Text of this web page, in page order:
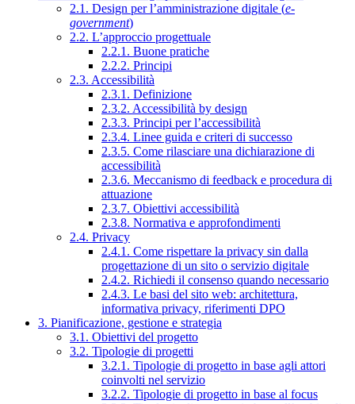
2.1. Design per l’amministrazione digitale (e-
government)
2.2. L’approccio progettuale
2.2.1. Buone pratiche
2.2.2. Principi
2.3. Accessibilità
2.3.1. Definizione
2.3.2. Accessibilità by design
2.3.3. Principi per l’accessibilità
2.3.4. Linee guida e criteri di successo
2.3.5. Come rilasciare una dichiarazione di
accessibilità
2.3.6. Meccanismo di feedback e procedura di
attuazione
2.3.7. Obiettivi accessibilità
2.3.8. Normativa e approfondimenti
2.4. Privacy
2.4.1. Come rispettare la privacy sin dalla
progettazione di un sito o servizio digitale
2.4.2. Richiedi il consenso quando necessario
2.4.3. Le basi del sito web: architettura,
informativa privacy, riferimenti DPO
3. Pianificazione, gestione e strategia
3.1. Obiettivi del progetto
3.2. Tipologie di progetti
3.2.1. Tipologie di progetto in base agli attori
coinvolti nel servizio
3.2.2. Tipologie di progetto in base al focus